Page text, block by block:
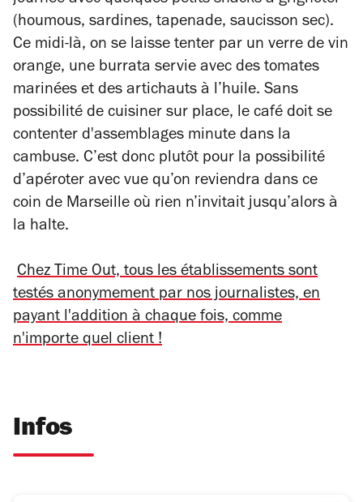
(houmous, sardines, tapenade, saucisson sec).
Ce midi-là, on se laisse tenter par un verre de vin
orange, une burrata servie avec des tomates
marinées et des artichauts à l’huile. Sans
possibilité de cuisiner sur place, le café doit se
contenter d'assemblages minute dans la
cambuse. C’est donc plutôt pour la possibilité
d’apéroter avec vue qu’on reviendra dans ce
coin de Marseille où rien n’invitait jusqu’alors à
la halte.
Chez Time Out, tous les établissements sont
testés anonymement par nos journalistes, en
payant l'addition à chaque fois, comme
n'importe quel client !
Infos